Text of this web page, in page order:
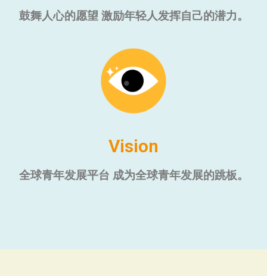
鼓舞人心的愿望 激励年轻人发挥自己的潜力。
Vision
全球青年发展平台 成为全球青年发展的跳板。